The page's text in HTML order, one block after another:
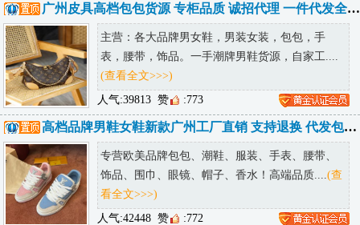
广州皮具高档包包货源 专柜品质 诚招代理 一件代发全球可达
主营：各大品牌男女鞋，男装女装，包包，手
表，腰带，饰品。一手潮牌男鞋货源，自家工....
(查看全文>>>)
人气:39813 赞 :773
高档品牌男鞋女鞋新款广州工厂直销 支持退换 代发包邮 诚招代理
专营欧美品牌包包、潮鞋、服装、手表、腰带、
饰品、围巾、眼镜、帽子、香水！高端品质.... (查
看全文>>>)
人气:42448 赞 :772